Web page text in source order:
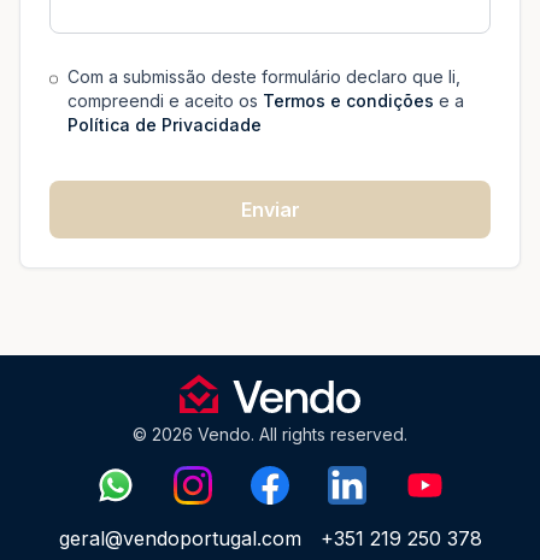
Com a submissão deste formulário declaro que li,
compreendi e aceito os Termos e condições e a
Política de Privacidade
Enviar
© 2026 Vendo. All rights reserved.
geral@vendoportugal.com +351 219 250 378